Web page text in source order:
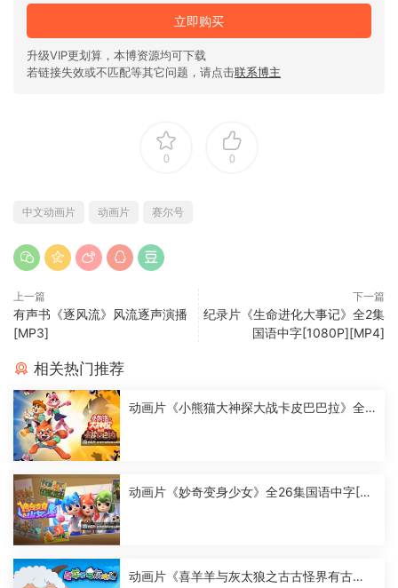
立即购买
升级VIP更划算，本博资源均可下载
若链接失效或不匹配等其它问题，请点击联系博主
0 0
中文动画片 动画片 赛尔号
上一篇
有声书《逐风流》风流逐声演播
[MP3]
下一篇
纪录片《生命进化大事记》全2集
国语中字[1080P][MP4]
相关热门推荐
动画片《小熊猫大神探大战卡皮巴巴拉》全2
动画片《妙奇变身少女》全26集国语中字[10
动画片《喜羊羊与灰太狼之古古怪界有古